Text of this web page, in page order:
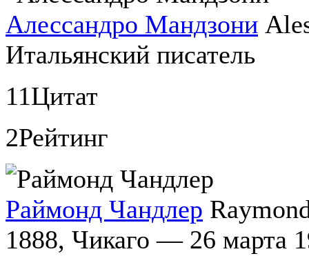
Алессандро Мандзони
Итальянский писатель
11Цитат
2Рейтинг
Раймонд Чандлер
1888, Чикаго — 26 марта